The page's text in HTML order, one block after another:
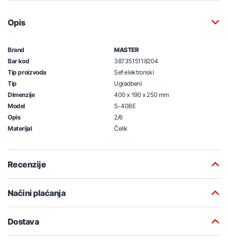
Opis
Brand
MASTER
Bar kod
3873515118204
Tip proizvoda
Sef elektronski
Tip
Ugradbeni
Dimenzije
400 x 190 x 250 mm
Model
S-40BE
Opis
2/6
Materijal
Čelik
Recenzije
Načini plaćanja
Dostava